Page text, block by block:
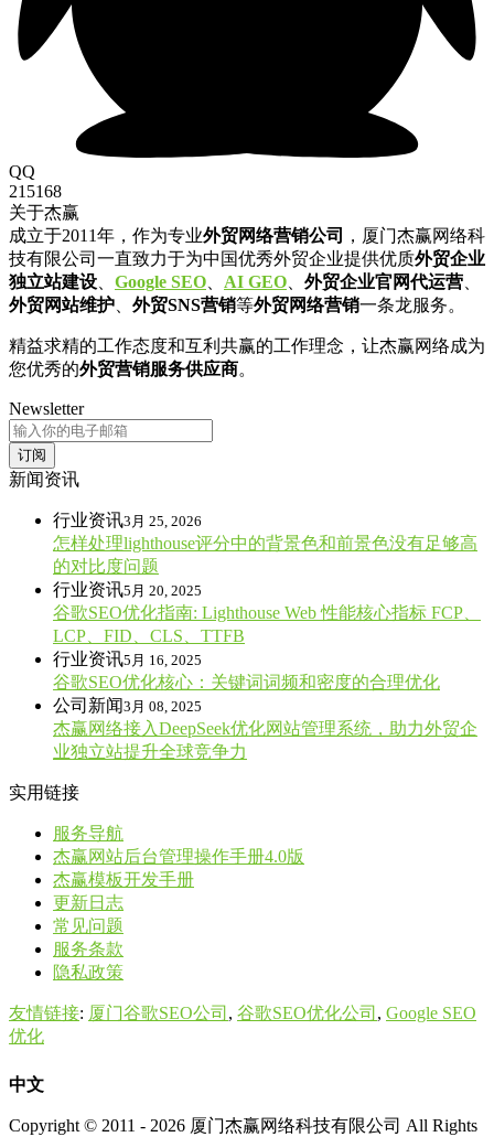
QQ
215168
关于杰赢
成立于2011年，作为专业外贸网络营销公司
，厦门杰赢网络科
技有限公司一直致力于为中国优秀外贸企业提供优质外贸企业
独立站建设
Google SEO AI GEO 外贸企业官网代运营
外贸网站维护
外贸SNS营销等外贸网络营销一条龙服务。
精益求精的工作态度和互利共赢的工作理念，让杰赢网络成为
您优秀的外贸营销服务供应商。
Newsletter
订阅
新闻资讯
行业资讯3月 25, 2026
怎样处理lighthouse评分中的背景色和前景色没有足够高
的对比度问题
行业资讯5月 20, 2025
谷歌SEO优化指南: Lighthouse Web 性能核心指标 FCP、
LCP、FID、CLS、TTFB
行业资讯5月 16, 2025
谷歌SEO优化核心：关键词词频和密度的合理优化
公司新闻3月 08, 2025
杰赢网络接入DeepSeek优化网站管理系统，助力外贸企
业独立站提升全球竞争力
实用链接
服务导航
杰赢网站后台管理操作手册4.0版
杰赢模板开发手册
更新日志
常见问题
服务条款
隐私政策
友情链接: 厦门谷歌SEO公司 , 谷歌SEO优化公司 , Google SEO
优化
中文
Copyright © 2011 - 2026 厦门杰赢网络科技有限公司 All Rights